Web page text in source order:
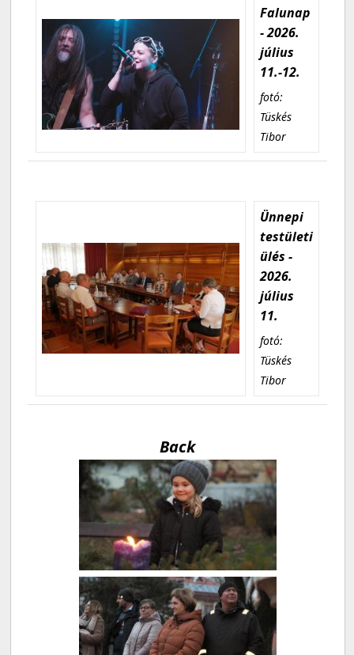
Falunap
- 2026.
július
11.-12.
fotó:
Tüskés
Tibor
Ünnepi
testületi
ülés -
2026.
július
11.
fotó:
Tüskés
Tibor
Back